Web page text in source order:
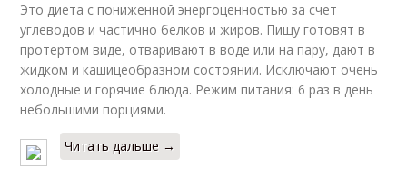
Это диета с пониженной энергоценностью за счет
углеводов и частично белков и жиров. Пищу готовят в
протертом виде, отваривают в воде или на пару, дают в
жидком и кашицеобразном состоянии. Исключают очень
холодные и горячие блюда. Режим питания: 6 раз в день
небольшими порциями.
Читать дальше →